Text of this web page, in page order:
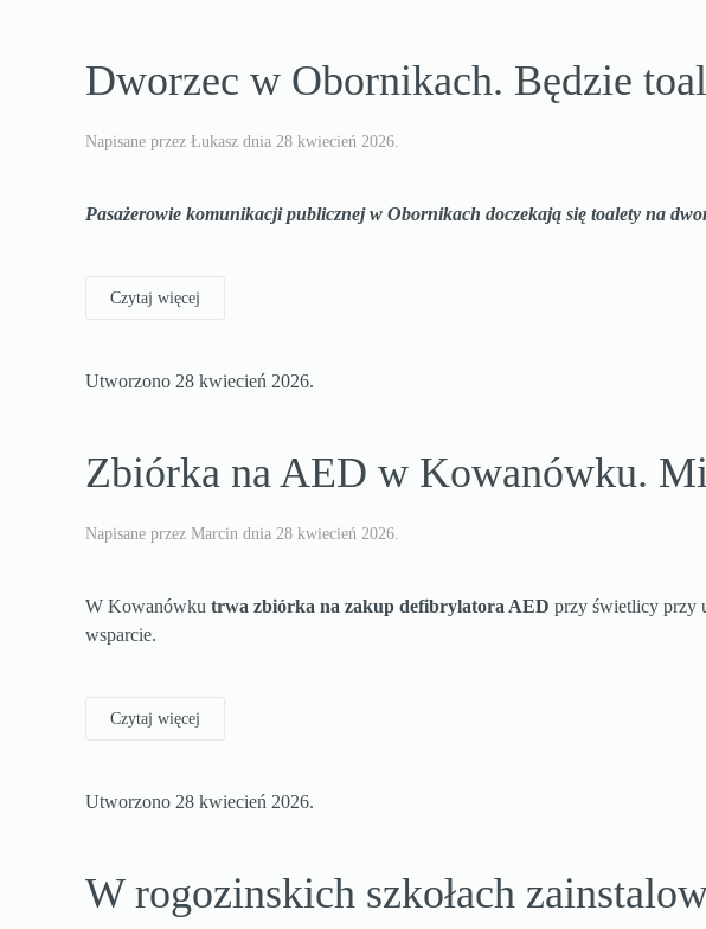
Dworzec w Obornikach. Będzie
Napisane przez Łukasz dnia 28 kwiecień 2026.
Pasażerowie komunikacji publicznej w Obornikach doczekają się toalety na
Czytaj więcej
Utworzono 28 kwiecień 2026.
Zbiórka na AED w Kowanówku.
Napisane przez Marcin dnia 28 kwiecień 2026.
W Kowanówku trwa zbiórka na zakup defibrylatora AED przy świetlicy przy
wsparcie.
Czytaj więcej
Utworzono 28 kwiecień 2026.
W rogozinskich szkołach